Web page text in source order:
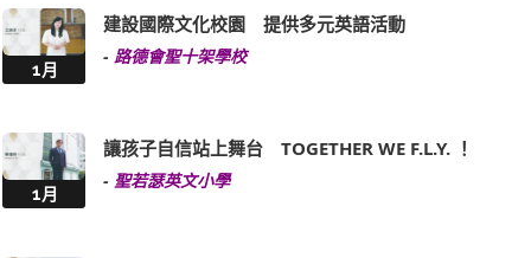
1月
建設國際文化校園 提供多元英語活動
- 路德會聖十架學校
1月
讓孩子自信站上舞台 TOGETHER WE F.L.Y. ！
- 聖若瑟英文小學